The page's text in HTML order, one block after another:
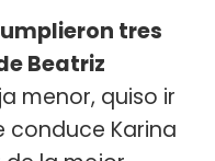
tres
Beatriz
menor, quiso ir
conduce Karina